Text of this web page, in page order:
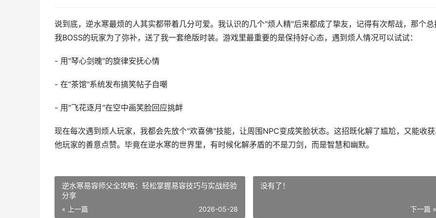
说到底，逆水寒最烦的人其实都带着几分可爱。我认识的几个"烦人精"后来都成了挚友，记得有次帮战，那个总
我BOSS的玩家为了弥补，送了我一套绝版时装。游戏里最重要的是保持好心态，遇到烦人情况可以试试：
- 用"琴心剑魄"的旋律安抚心情
- 在"茶馆"系统发布搞笑帖子自嘲
- 用"飞花逐月"在空中画笑脸回应挑衅
现在每次遇到烦人玩家，我都会先放个"欢喜佛"技能，让周围NPC变成笑脸状态。这招既化解了尴尬，又能收
他玩家的善意点赞。毕竟在逆水寒的世界里，有时候化解矛盾的不是刀剑，而是智慧和幽默。
逆水寒易容师父全攻略：轻松掌握易容技巧与实战经验
分享
« 上一篇 2026-05-28
没有了！
下一篇 »